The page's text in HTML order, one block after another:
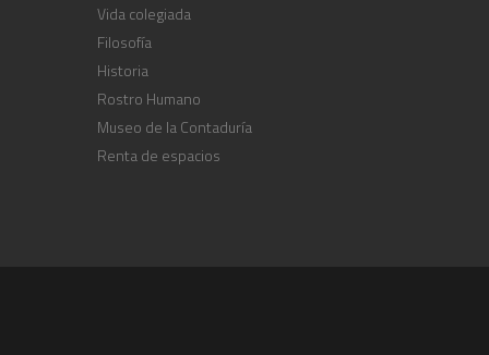
Vida colegiada
Filosofía
Historia
Rostro Humano
Museo de la Contaduría
Renta de espacios